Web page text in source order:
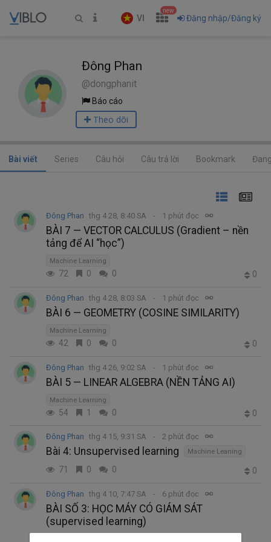
VI
new
Đăng nhập/Đăng ký
Đông Phan
@dongphanit
Báo cáo
Theo dõi
Bài viết Series Câu hỏi Câu trả lời Bookmark
Đông Phan thg 4 28, 8:40 SA 1 phút đọc
BÀI 7 — VECTOR CALCULUS (Gradient – nền
tảng để AI “học”)
Machine Learning
72 0 0 0
Đông Phan thg 4 28, 8:03 SA 1 phút đọc
BÀI 6 — GEOMETRY (COSINE SIMILARITY)
Machine Learning
42 0 0 0
Đông Phan thg 4 26, 9:02 SA 1 phút đọc
BÀI 5 — LINEAR ALGEBRA (NỀN TẢNG AI)
Machine Learning
54 1 0 0
Đông Phan thg 4 15, 9:31 SA 2 phút đọc
Bài 4: Unsupervised learning Machine Leaning
71 0 0 0
Đông Phan thg 4 10, 7:47 SA 6 phút đọc
BÀI SỐ 3: HỌC MÁY CÓ GIÁM SÁT
(supervised learning)